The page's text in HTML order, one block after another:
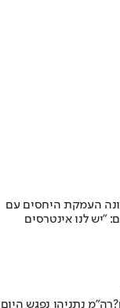
העמקת היחסים עם
"יש לנו אינטרסים
רה"מ נתניהו נפגש היום